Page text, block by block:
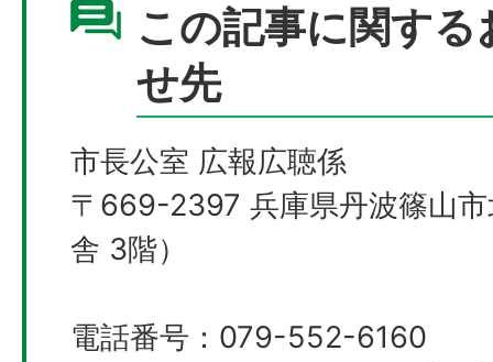
この記事に関する
せ先
市長公室 広報広聴係
〒669-2397 兵庫県丹波篠山
舎 3階）
電話番号：079-552-6160